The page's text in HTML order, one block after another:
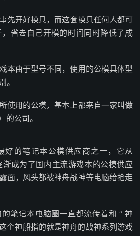
先开好模具，而这套模具任何人都可
省去自己开模的时间同时降低了成
本由于型号不同，使用的公模具体型
。
使用的公模，基本上都来自一家叫做
的公司。
好的笔记本公模供应商之一，它从
渐成为了国内主流游戏本的公模供应
面，风头都被神舟战神等电脑给抢走
笔记本电脑圈一直都流传着和 “ 神
个神船指的就是神舟的战神系列游戏